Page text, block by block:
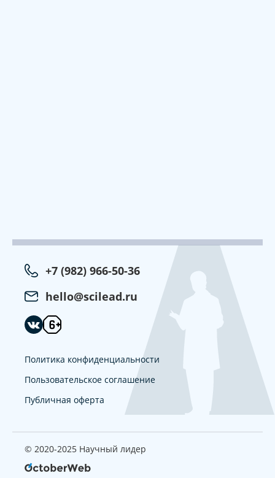
+7 (982) 966-50-36
hello@scilead.ru
Политика конфиденциальности
Пользовательское соглашение
Публичная оферта
© 2020-2025 Научный лидер